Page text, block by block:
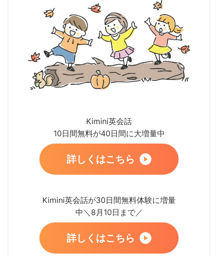
Kimini英会話
10日間無料が40日間に大増量中
詳しくはこちら
Kimini英会話が30日間無料体験に増量
中＼8月10日まで／
詳しくはこちら